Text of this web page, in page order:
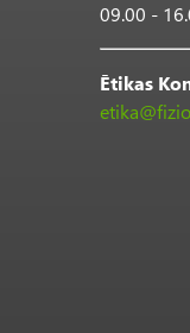
09.00 -
Ētikas